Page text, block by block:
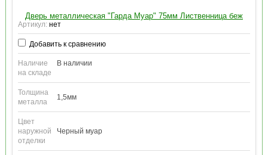
Дверь металлическая "Гарда Муар" 75мм Лиственница беж
Артикул: нет
Добавить к сравнению
Наличие
на складе
В наличии
Толщина
металла
1,5мм
Цвет
наружной
отделки
Черный муар